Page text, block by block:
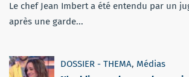
Le chef Jean Imbert a été entendu par un
après une garde...
DOSSIER - THEMA, Médias